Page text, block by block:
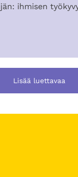
ihmisen
Lisää luettavaa